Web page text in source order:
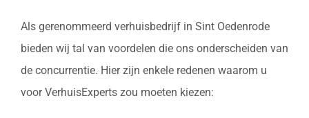
Als gerenommeerd verhuisbedrijf in Sint Oedenrode
bieden wij tal van voordelen die ons onderscheiden van
de concurrentie. Hier zijn enkele redenen waarom u
voor VerhuisExperts zou moeten kiezen: